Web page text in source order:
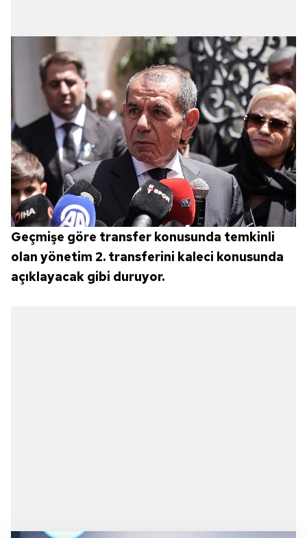
Geçmişe göre transfer konusunda temkinli
olan yönetim 2. transferini kaleci konusunda
açıklayacak gibi duruyor.